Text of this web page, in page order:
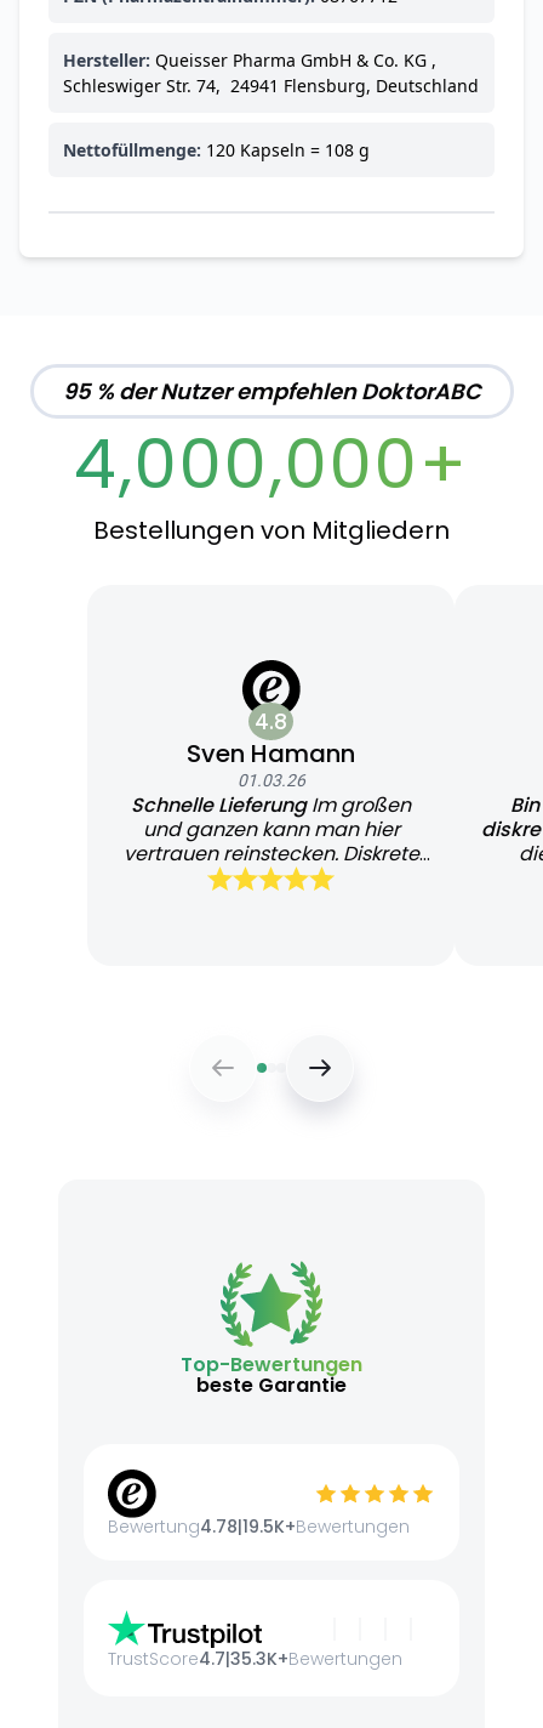
Ohrstöpsel
ARZNEIMITTEL & GESUNDHEIT
Softa Swabs
100 Stück
3,75 € 4,29 € -13%
Lefax® extra
7,69 € 8,09 € -5%
Bei Hämorrhoiden
& Juckreiz
12,04 € -7%
Nach Marke kaufen
Hersteller: Queisser Pharma GmbH & Co. KG ,
Schleswiger Str. 74, 24941 Flensburg, Deutschland
Nettofüllmenge: 120 Kapseln = 108 g
95 % der Nutzer empfehlen DoktorABC
4,000,000+
Bestellungen von Mitgliedern
4.8
Sven Hamann
01.03.26
Schnelle LieferungIm großen
und ganzen kann man hier
vertrauen reinstecken. Diskrete
und schnelle Lieferung
Top-Bewertungen
beste Garantie
Bewertung4.78|19.5K+Bewertungen
TrustScore4.7|35.3K+Bewertungen